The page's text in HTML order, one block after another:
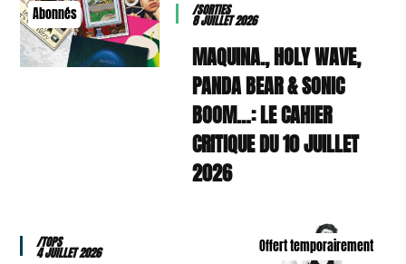
Abonnés /SORTIES
8 JUILLET 2026
MAQUINA., HOLY WAVE,
PANDA BEAR & SONIC
BOOM…: LE CAHIER
CRITIQUE DU 10 JUILLET
2026
Offert temporairement
/TOPS
4 JUILLET 2026